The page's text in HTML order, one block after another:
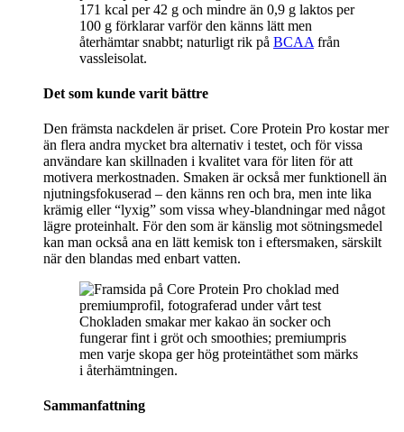
171 kcal per 42 g och mindre än 0,9 g laktos per
100 g förklarar varför den känns lätt men
återhämtar snabbt; naturligt rik på BCAA från
vassleisolat.
Det som kunde varit bättre
Den främsta nackdelen är priset. Core Protein Pro kostar mer
än flera andra mycket bra alternativ i testet, och för vissa
användare kan skillnaden i kvalitet vara för liten för att
motivera merkostnaden. Smaken är också mer funktionell än
njutningsfokuserad – den känns ren och bra, men inte lika
krämig eller “lyxig” som vissa whey-blandningar med något
lägre proteinhalt. För den som är känslig mot sötningsmedel
kan man också ana en lätt kemisk ton i eftersmaken, särskilt
när den blandas med enbart vatten.
Chokladen smakar mer kakao än socker och
fungerar fint i gröt och smoothies; premiumpris
men varje skopa ger hög proteintäthet som märks
i återhämtningen.
Sammanfattning